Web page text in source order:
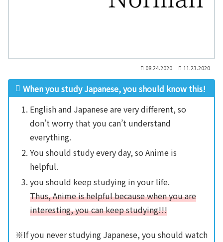
08.24.2020 11.23.2020
When you study Japanese, you should know this!
English and Japanese are very different, so
don’t worry that you can’t understand
everything.
You should study every day, so Anime is
helpful.
you should keep studying in your life.
Thus, Anime is helpful because when you are
interesting, you can keep studying!!!
※If you never studying Japanese, you should watch